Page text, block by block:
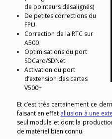
de pointeurs désalignés)
De petites corrections du
FPU
Correction de la RTC sur
A500
Optimisations du port
SDCard/SDNet
Activation du port
d’extension des cartes
V500+
Et c’est très certainement ce
faisant en effet allusion à une
seul module et dont la
de matériel bien connu.